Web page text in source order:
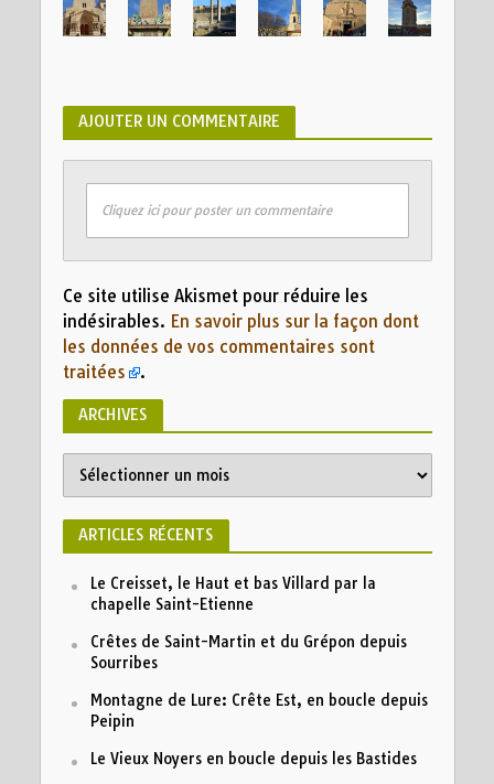
AJOUTER UN COMMENTAIRE
Cliquez ici pour poster un commentaire
Ce site utilise Akismet pour réduire les
indésirables. En savoir plus sur la façon dont
les données de vos commentaires sont
traitées
.
ARCHIVES
ARTICLES RÉCENTS
Le Creisset, le Haut et bas Villard par la
chapelle Saint-Etienne
Crêtes de Saint-Martin et du Grépon depuis
Sourribes
Montagne de Lure: Crête Est, en boucle depuis
Peipin
Le Vieux Noyers en boucle depuis les Bastides